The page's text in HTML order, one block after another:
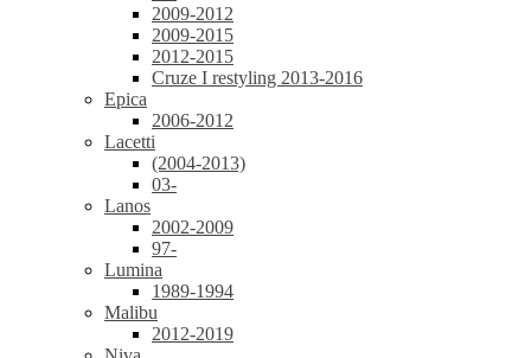
2009-2012
2009-2015
2012-2015
Cruze I restyling 2013-2016
Epica
2006-2012
Lacetti
(2004-2013)
03-
Lanos
2002-2009
97-
Lumina
1989-1994
Malibu
2012-2019